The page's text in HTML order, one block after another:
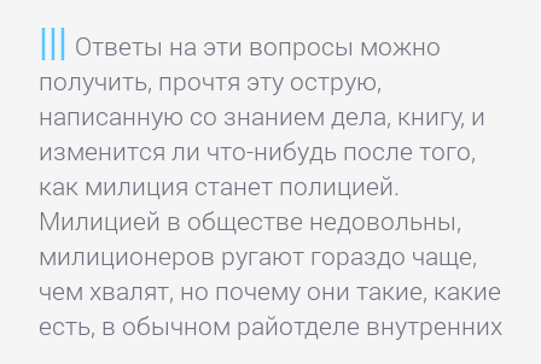
Ответы на эти вопросы можно
получить, прочтя эту острую,
написанную со знанием дела, книгу, и
изменится ли что-нибудь после того,
как милиция станет полицией.
Милицией в обществе недовольны,
милиционеров ругают гораздо чаще,
чем хвалят, но почему они такие, какие
есть, в обычном райотделе внутренних
Банковское
дело
Бухучет,
налогообложение,
аудит
ВЭД